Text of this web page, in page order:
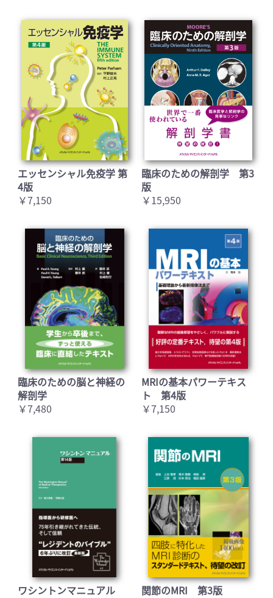
エッセンシャル免疫学 第
4版
￥7,150
臨床のための解剖学 第3
版
￥15,950
臨床のための脳と神経の
解剖学
￥7,480
MRIの基本パワーテキス
ト 第4版
￥7,150
ワシントンマニュアル
関節のMRI 第3版